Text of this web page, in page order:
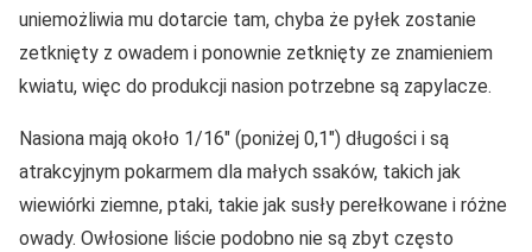
uniemożliwia mu dotarcie tam, chyba że pyłek zostanie
zetknięty z owadem i ponownie zetknięty ze znamieniem
kwiatu, więc do produkcji nasion potrzebne są zapylacze.
Nasiona mają około 1/16″ (poniżej 0,1″) długości i są
atrakcyjnym pokarmem dla małych ssaków, takich jak
wiewiórki ziemne, ptaki, takie jak susły perełkowane i różne
owady. Owłosione liście podobno nie są zbyt często